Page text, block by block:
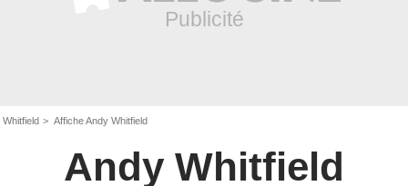
Whitfield Affiche Andy Whitfield
Andy Whitfield